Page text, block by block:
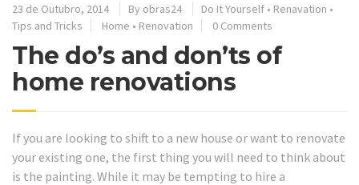
23 de Outubro, 2014 By obras24 Do It Yourself • Renavation •
Tips and Tricks
Home • Renovation 0 Comments
The do’s and don’ts of
home renovations
If you are looking to shift to a new house or want to renovate
your existing one, the first thing you will need to think about
is the painting. While it may be tempting to hire a